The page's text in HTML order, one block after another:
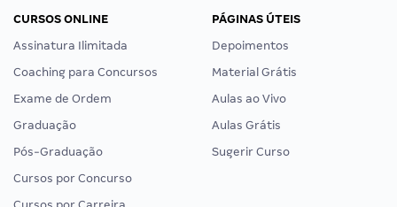
CURSOS ONLINE
Assinatura Ilimitada
Coaching para Concursos
Exame de Ordem
Graduação
Pós-Graduação
Cursos por Concurso
PÁGINAS ÚTEIS
Depoimentos
Material Grátis
Aulas ao Vivo
Aulas Grátis
Sugerir Curso